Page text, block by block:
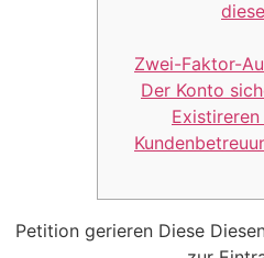
Zwei-Faktor-
Der Konto
Petition gerieren Diese